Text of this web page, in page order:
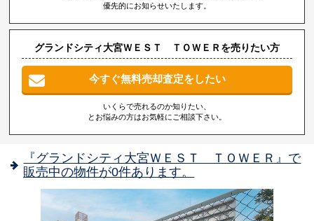
優先的にお知らせいたします。
グランドシティ大宮ＷＥＳＴ ＴＯＷＥＲを売りたい方
今すぐ無料売却査定をしたい
いくらで売れるのか知りたい、
とお悩みの方はお気軽にご相談下さい。
『グランドシティ大宮ＷＥＳＴ ＴＯＷＥＲ』で
販売中の物件が0件あります。